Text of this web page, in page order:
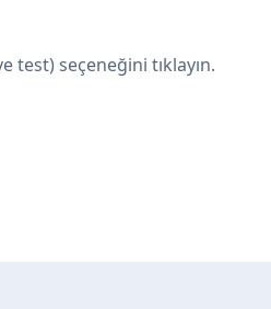
seçeneğini tıklayın.